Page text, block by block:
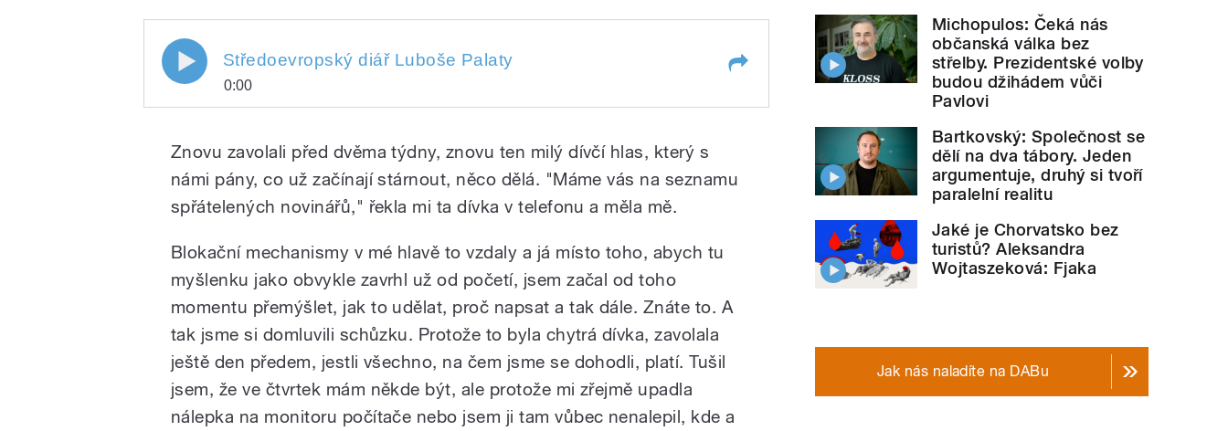
Středoevropský diář Luboše Palaty
0:00
Znovu zavolali před dvěma týdny, znovu ten milý dívčí hlas, který s
námi pány, co už začínají stárnout, něco dělá. "Máme vás na seznamu
spřátelených novinářů," řekla mi ta dívka v telefonu a měla mě.
Blokační mechanismy v mé hlavě to vzdaly a já místo toho, abych tu
myšlenku jako obvykle zavrhl už od početí, jsem začal od toho
momentu přemýšlet, jak to udělat, proč napsat a tak dále. Znáte to. A
tak jsme si domluvili schůzku. Protože to byla chytrá dívka, zavolala
ještě den předem, jestli všechno, na čem jsme se dohodli, platí. Tušil
jsem, že ve čtvrtek mám někde být, ale protože mi zřejmě upadla
nálepka na monitoru počítače nebo jsem ji tam vůbec nenalepil, kde a
Michopulos: Čeká nás
občanská válka bez
střelby. Prezidentské volby
budou džihádem vůči
Pavlovi
Bartkovský: Společnost se
dělí na dva tábory. Jeden
argumentuje, druhý si tvoří
paralelní realitu
Jaké je Chorvatsko bez
turistů? Aleksandra
Wojtaszeková: Fjaka
Jak nás naladíte na DABu